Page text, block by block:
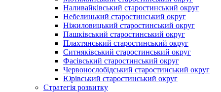
Наливайківський старостинський округ
Небелицький старостинський округ
Ніжиловицький старостинський округ
Пашківський старостинський округ
Плахтянський старостинський округ
Ситняківський старостинський округ
Фасівський старостинський округ
Червонослобідський старостинський округ
Юрівський старостинський округ
Стратегія розвитку